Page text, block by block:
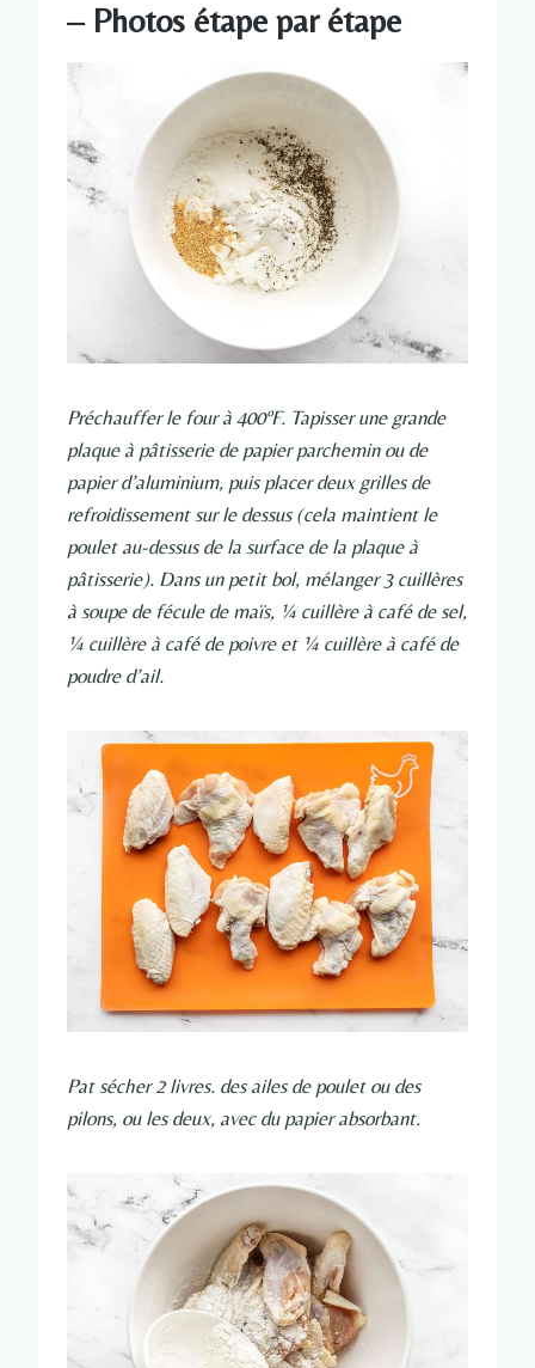
– Photos étape par étape
Préchauffer le four à 400ºF. Tapisser une grande
plaque à pâtisserie de papier parchemin ou de
papier d’aluminium, puis placer deux grilles de
refroidissement sur le dessus (cela maintient le
poulet au-dessus de la surface de la plaque à
pâtisserie). Dans un petit bol, mélanger 3 cuillères
à soupe de fécule de maïs, ¼ cuillère à café de sel,
¼ cuillère à café de poivre et ¼ cuillère à café de
poudre d’ail.
Pat sécher 2 livres. des ailes de poulet ou des
pilons, ou les deux, avec du papier absorbant.